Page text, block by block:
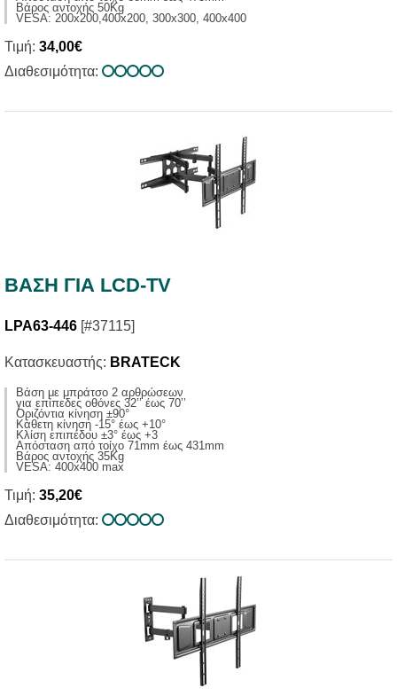
Βάρος αντοχής 50Kg
VESA: 200x200,400x200, 300x300, 400x400
Τιμή: 34,00€
Διαθεσιμότητα:
ΒΑΣΗ ΓΙΑ LCD-TV
LPA63-446 [#37115]
Κατασκευαστής: BRATECK
Βάση με μπράτσο 2 αρθρώσεων
για επίπεδες οθόνες 32’’ έως 70’’
Οριζόντια κίνηση ±90°
Κάθετη κίνηση -15° έως +10°
Κλίση επιπέδου ±3° έως +3
Απόσταση από τοίχο 71mm έως 431mm
Βάρος αντοχής 35Kg
VESA: 400x400 max
Τιμή: 35,20€
Διαθεσιμότητα: